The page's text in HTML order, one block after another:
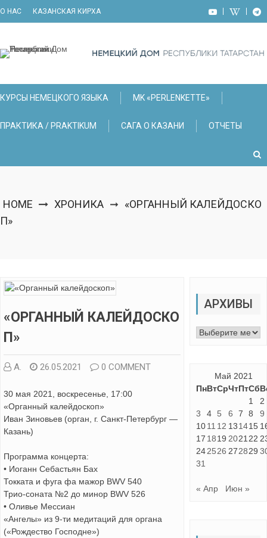
О НАС КАЗАНСКАЯ КИРХА
КУРСЫ НЕМЕЦКОГО ЯЗЫКА МK «PERLENKETTE»
ПРАКТИКА / PRAKTIKUM САГА О КАЗАНИ ОТЧЕТЫ
HOME ХРОНИКА ➞ «ОРГАННЫЙ КАЛЕЙДОСКО
П»
«ОРГАННЫЙ КАЛЕЙДОСКО
П»
А. 26.05.2021 0 COMMENT
30 мая 2021, воскресенье, 17:00
«Органный калейдоскоп»
Иван Зиновьев (орган, г. Санкт-Петербург —
Казань)
Программа концерта:
• Иоганн Себастьян Бах
Токката и фуга фа мажор BWV 540
Трио-соната №2 до минор BWV 526
• Оливье Мессиан
«Aнгелы» из 9-ти медитаций для органа
(«Рождество Господне»)
АРХИВЫ
Архивы
Май 2021
ПнВтСрЧтПтСб
1
2
3
4 5 6 7 8
9
1011 12 131415
17 1819 2021 22
242526 272829
31
« Апр Июн »